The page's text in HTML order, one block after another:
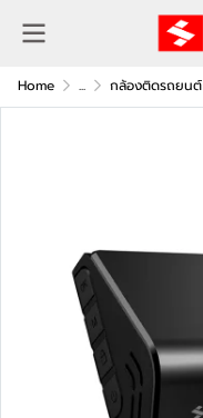
Home ... กล้องติดรถยนต์